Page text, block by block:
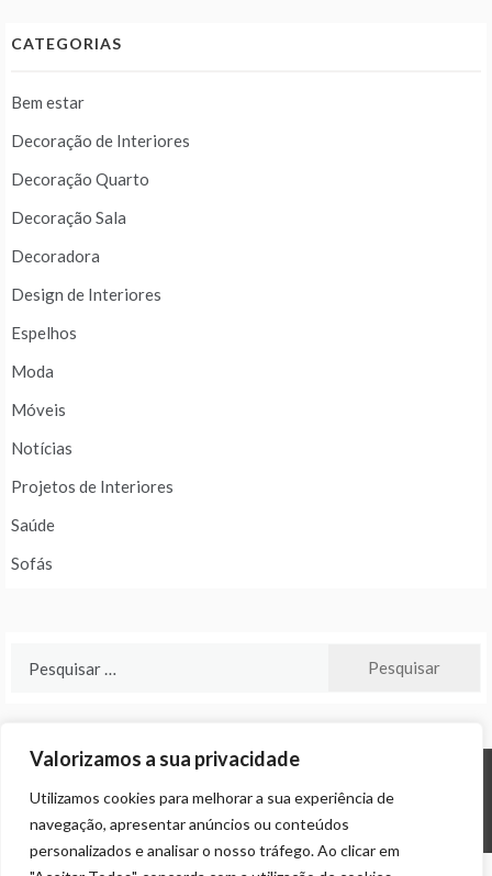
Valorizamos a sua privacidade
Utilizamos cookies para melhorar a sua experiência de
navegação, apresentar anúncios ou conteúdos
personalizados e analisar o nosso tráfego. Ao clicar em
CATEGORIAS
Bem estar
Decoração de Interiores
Decoração Quarto
Decoração Sala
Decoradora
Design de Interiores
Espelhos
Moda
Móveis
Notícias
Projetos de Interiores
Saúde
Sofás
© ALL RIGHTS RESERVED 2024 THEME: PROMOS BYTEMPLATE SELL